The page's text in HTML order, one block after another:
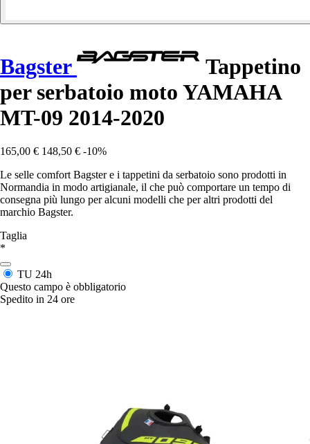
Bagster
Tappetino
per serbatoio moto YAMAHA
MT-09 2014-2020
165,00 € 148,50 € -10%
Le selle comfort Bagster e i tappetini da serbatoio sono prodotti in
Normandia in modo artigianale, il che può comportare un tempo di
consegna più lungo per alcuni modelli che per altri prodotti del
marchio Bagster.
Taglia
*
TU 24h
Questo campo è obbligatorio
Spedito in 24 ore